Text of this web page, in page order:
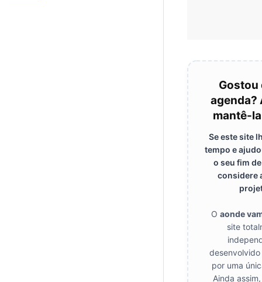
Gostou
agenda?
mantê-
Se este site
tempo e
o seu fim
considere
O aonde
site
por uma
Ainda